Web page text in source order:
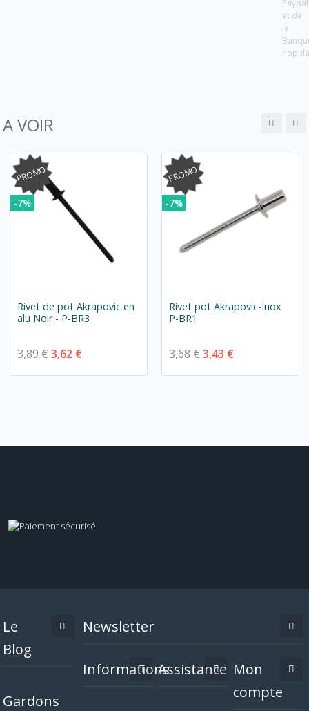
Paypal
et de
la
A VOIR
PROMO
-7%
Rivet de pot Akrapovic en
alu Noir - P-BR3
3,89 €3,62 €
PROMO
-7%
Rivet pot Akrapovic-Inox
P-BR1
3,68 €3,43 €
Le
Blog
Gardons
Newsletter
InformationsAssistance Mon
compte